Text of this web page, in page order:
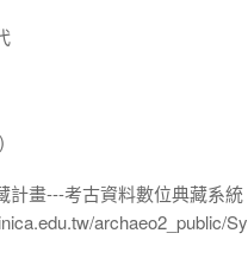
計畫---考古資料數位典藏系統
archaeo2_public/